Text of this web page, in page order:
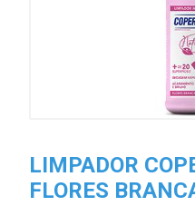
LIMPADOR
FLORES